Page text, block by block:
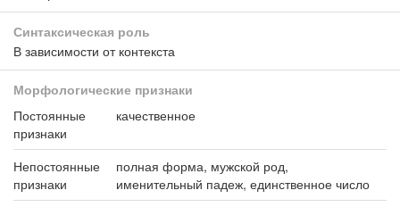
Синтаксическая роль
В зависимости от контекста
Морфологические признаки
Постоянные
признаки
качественное
Непостоянные
признаки
полная форма, мужской род,
именительный падеж, единственное число